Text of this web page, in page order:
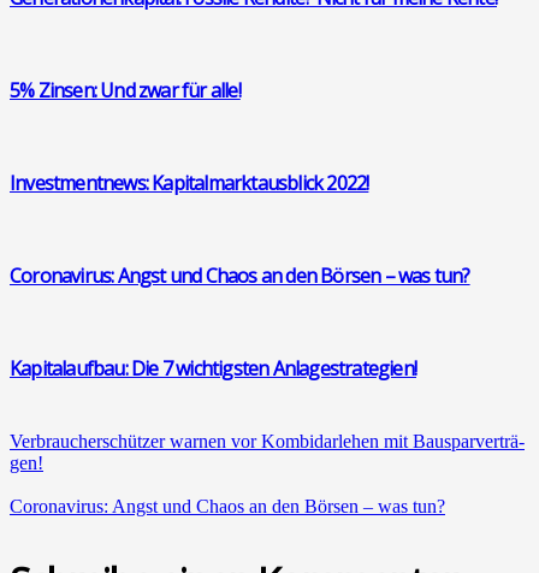
5% Zin­sen: Und zwar für alle!
Invest­ment­news: Kapi­tal­markt­aus­blick 2022!
Coro­na­vi­rus: Angst und Cha­os an den Bör­sen – was tun?
Kapi­tal­auf­bau: Die 7 wich­tigs­ten Anla­ge­stra­te­gien!
Ver­brau­cher­schüt­zer war­nen vor Kom­bi­dar­le­hen mit Bau­spar­ver­trä­
gen!
Coro­na­vi­rus: Angst und Cha­os an den Bör­sen – was tun?